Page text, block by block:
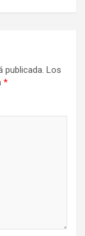
publicada. Los
*